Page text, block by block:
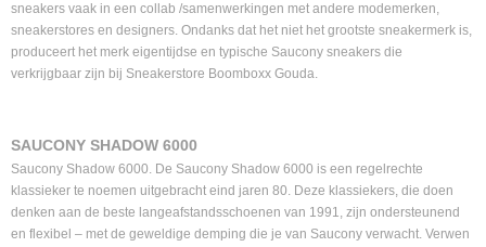
sneakers vaak in een collab /samenwerkingen met andere modemerken,
sneakerstores en designers. Ondanks dat het niet het grootste sneakermerk is,
produceert het merk eigentijdse en typische Saucony sneakers die
verkrijgbaar zijn bij Sneakerstore Boomboxx Gouda.
SAUCONY SHADOW 6000
Saucony Shadow 6000. De Saucony Shadow 6000 is een regelrechte
klassieker te noemen uitgebracht eind jaren 80. Deze klassiekers, die doen
denken aan de beste langeafstandsschoenen van 1991, zijn ondersteunend
en flexibel – met de geweldige demping die je van Saucony verwacht. Verwen